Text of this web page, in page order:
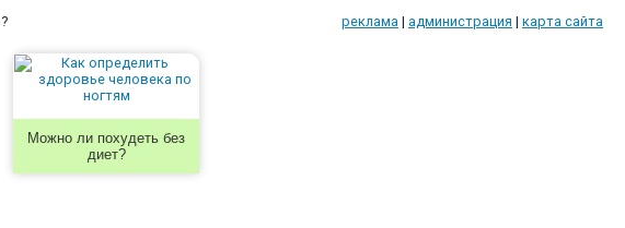
реклама | администрация | карта сайта
Можно ли похудеть без
диет?